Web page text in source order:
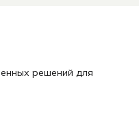
решений для